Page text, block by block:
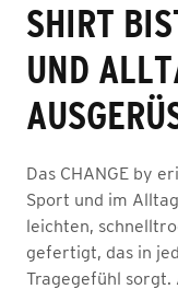
SHIRT
UND
Das CHANGE by
Sport und im
leichten,
gefertigt, das in
Tragegefühl